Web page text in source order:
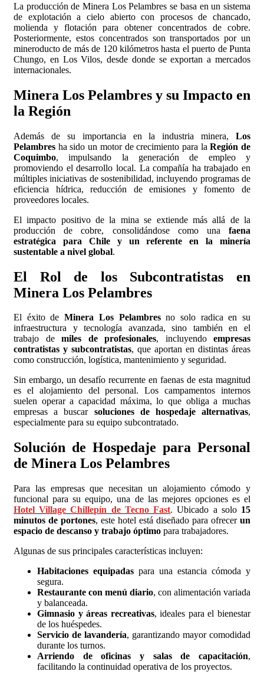
La producción de Minera Los Pelambres se basa en un sistema
de explotación a cielo abierto con procesos de chancado,
molienda y flotación para obtener concentrados de cobre.
Posteriormente, estos concentrados son transportados por un
mineroducto de más de 120 kilómetros hasta el puerto de Punta
Chungo, en Los Vilos, desde donde se exportan a mercados
internacionales.
Minera Los Pelambres y su Impacto en
la Región
Además de su importancia en la industria minera, Los
Pelambres ha sido un motor de crecimiento para laRegión de
Coquimbo, impulsando la generación de empleo y
promoviendo el desarrollo local. La compañía ha trabajado en
múltiples iniciativas de sostenibilidad, incluyendo programas de
eficiencia hídrica, reducción de emisiones y fomento de
proveedores locales.
El impacto positivo de la mina se extiende más allá de la
producción de cobre, consolidándose como una faena
estratégica para Chile y un referente en la minería
sustentable a nivel global.
El Rol de los Subcontratistas en
Minera Los Pelambres
El éxito deMinera Los Pelambresno solo radica en su
infraestructura y tecnología avanzada, sino también en el
trabajo de miles de profesionales, incluyendo empresas
contratistas y subcontratistas, que aportan en distintas áreas
como construcción, logística, mantenimiento y seguridad.
Sin embargo, un desafío recurrente en faenas de esta magnitud
es el alojamiento del personal. Los campamentos internos
suelen operar a capacidad máxima, lo que obliga a muchas
empresas a buscar soluciones de hospedaje alternativas,
especialmente para su equipo subcontratado.
Solución de Hospedaje para Personal
de Minera Los Pelambres
Para las empresas que necesitan un alojamiento cómodo y
funcional para su equipo, una de las mejores opciones es el
Hotel Village Chillepín de Tecno Fast. Ubicado a solo 15
minutos de portones, este hotel está diseñado para ofrecer un
espacio de descanso y trabajo óptimo para trabajadores.
Algunas de sus principales características incluyen:
Habitaciones equipadas para una estancia cómoda y
segura.
Restaurante con menú diario, con alimentación variada
y balanceada.
Gimnasio y áreas recreativas, ideales para el bienestar
de los huéspedes.
Servicio de lavandería, garantizando mayor comodidad
durante los turnos.
Arriendo de oficinas y salas de capacitación,
facilitando la continuidad operativa de los proyectos.